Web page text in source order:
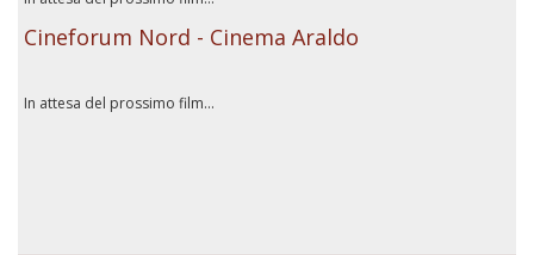
Cineforum Nord - Cinema Araldo
In attesa del prossimo film...